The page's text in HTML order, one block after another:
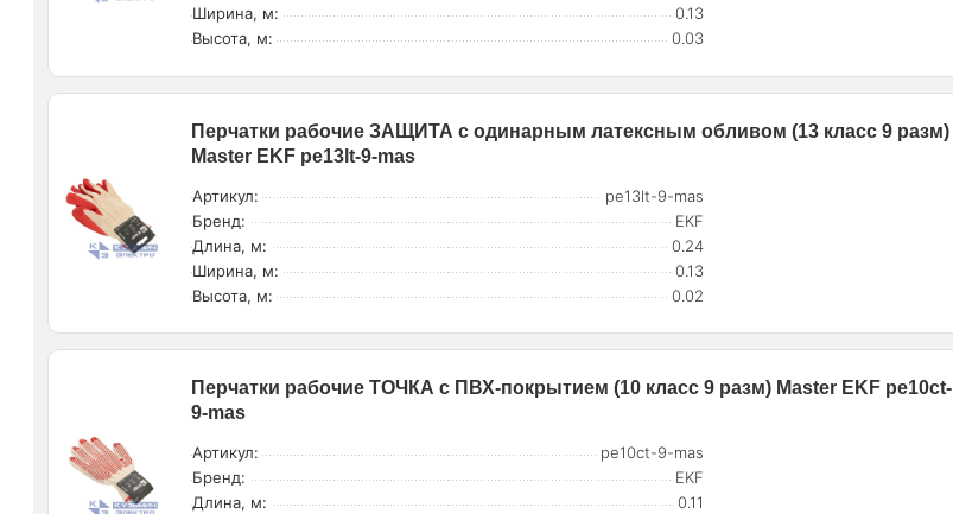
Ширина, м:
0.13
Высота, м:
0.03
Перчатки рабочие ЗАЩИТА с одинарным латексным обливом (13 класс 9 разм)
Master EKF pe13lt-9-mas
Артикул:
pe13lt-9-mas
Бренд:
EKF
Длина, м:
0.24
Ширина, м:
0.13
Высота, м:
0.02
Перчатки рабочие ТОЧКА с ПВХ-покрытием (10 класс 9 разм) Master EKF pe10ct-
9-mas
Артикул:
pe10ct-9-mas
Бренд:
EKF
Длина, м:
0.11